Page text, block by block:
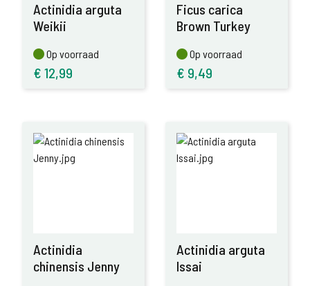
Actinidia arguta
Weikii
Op voorraad
Op voorraad
€ 12,99
Ficus carica
Brown Turkey
Op voorraad
Op voorraad
€ 9,49
Actinidia
chinensis Jenny
Actinidia arguta
Issai